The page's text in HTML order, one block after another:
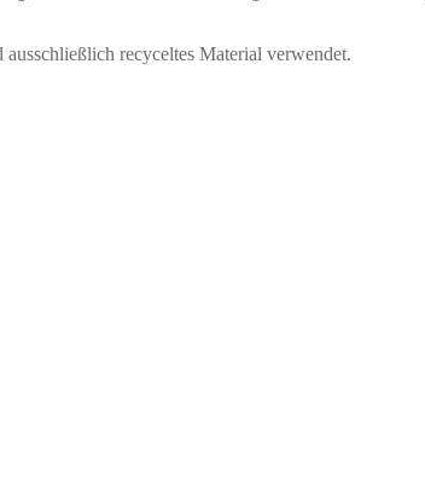
recyceltes Material verwendet.